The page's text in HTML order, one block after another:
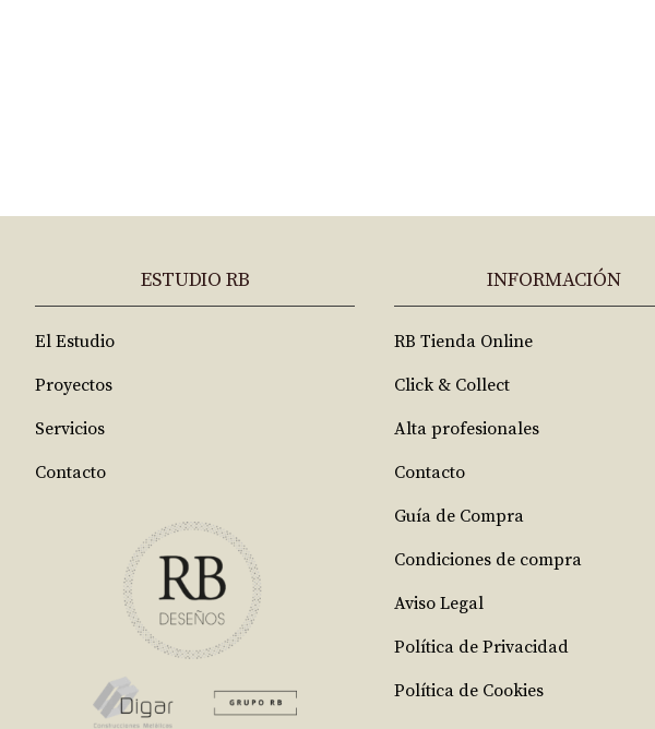
ESTUDIO RB
El Estudio
Proyectos
Servicios
Contacto
INFORMACIÓN
RB Tienda Online
Click & Collect
Alta profesionales
Contacto
Guía de Compra
Condiciones de compra
Aviso Legal
Política de Privacidad
Política de Cookies